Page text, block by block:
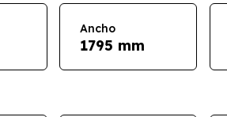
Ancho
1795 mm